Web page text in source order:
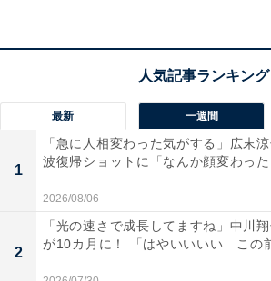
最新 一週間
1
「急に人相変わった気がする」広末
波復帰ショットに「なんか顔変わっ
2026/08/06
2
「光の速さで成長してますね」中川
が10カ月に！ 「はやいいいい この